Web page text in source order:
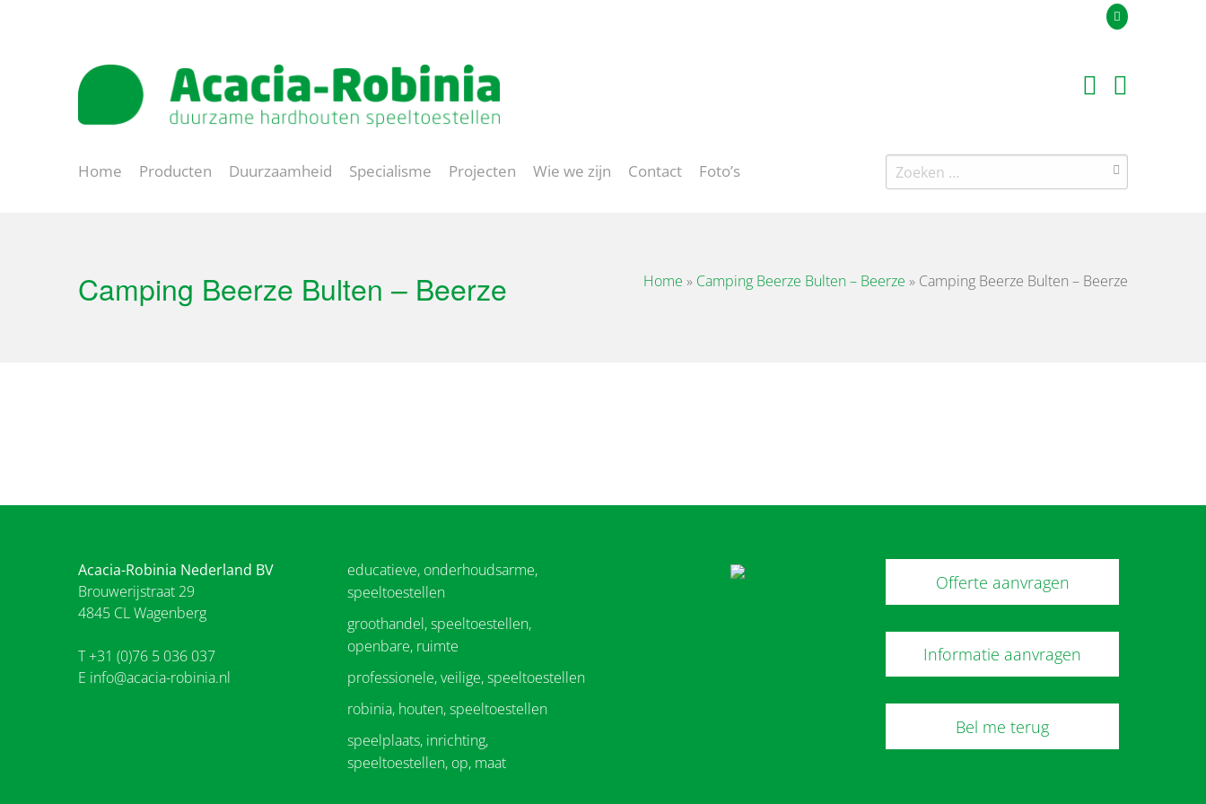
Home Producten Duurzaamheid Specialisme Projecten Wie we zijn Contact Foto’s
Zoeken
naar:
Camping Beerze Bulten – Beerze Home » Camping Beerze Bulten – Beerze » Camping Beerze Bulten – Beerze
Acacia-Robinia Nederland BV
Brouwerijstraat 29
4845 CL Wagenberg
T +31 (0)76 5 036 037
E info@acacia-robinia.nl
educatieve, onderhoudsarme,
speeltoestellen
groothandel, speeltoestellen,
openbare, ruimte
professionele, veilige, speeltoestellen
robinia, houten, speeltoestellen
speelplaats, inrichting,
speeltoestellen, op, maat
Offerte aanvragen
Informatie aanvragen
Bel me terug